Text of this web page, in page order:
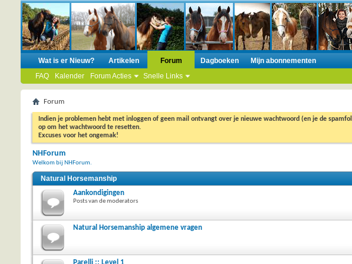
Wat is er Nieuw? Artikelen
Forum
FAQ
Kalender Forum Acties Snelle Links
Dagboeken Mijn abonnementen
Forum
Indien je problemen hebt met inloggen of geen mail ontvangt over je nieuwe wachtwoord (en je de
op om het wachtwoord te resetten.
Excuses voor het ongemak!
NHForum
Welkom bij NHForum.
Natural Horsemanship
Aankondigingen
Posts van de moderators
Natural Horsemanship algemene vragen